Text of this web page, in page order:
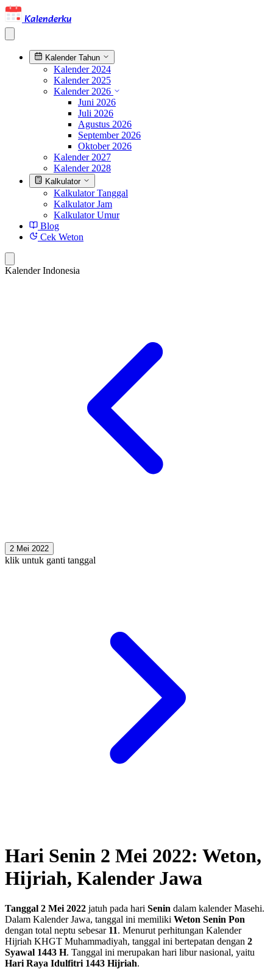
Kalenderku
Kalender Tahun
Kalender 2024
Kalender 2025
Kalender 2026
Juni 2026
Juli 2026
Agustus 2026
September 2026
Oktober 2026
Kalender 2027
Kalender 2028
Kalkulator
Kalkulator Tanggal
Kalkulator Jam
Kalkulator Umur
Blog
Cek Weton
Kalender Indonesia
2 Mei 2022
klik untuk ganti tanggal
Hari Senin 2 Mei 2022: Weton,
Hijriah, Kalender Jawa
Tanggal 2 Mei 2022 jatuh pada hari Senin dalam kalender Masehi.
Dalam Kalender Jawa, tanggal ini memiliki Weton Senin Pon
dengan total neptu sebesar 11. Menurut perhitungan Kalender
Hijriah KHGT Muhammadiyah, tanggal ini bertepatan dengan 2
Syawal 1443 H. Tanggal ini merupakan hari libur nasional, yaitu
Hari Raya Idulfitri 1443 Hijriah.